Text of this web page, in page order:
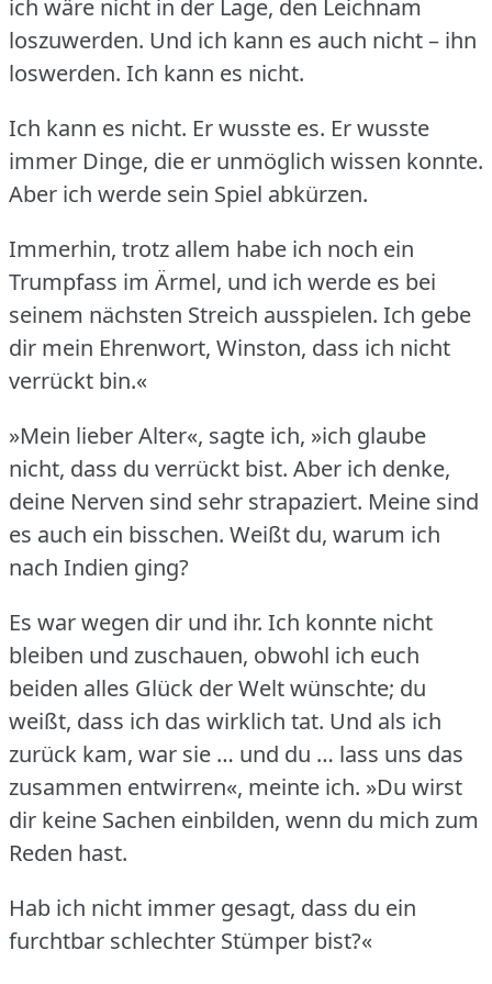
ich wäre nicht in der Lage, den Leichnam
loszuwerden. Und ich kann es auch nicht – ihn
loswerden. Ich kann es nicht.
Ich kann es nicht. Er wusste es. Er wusste
immer Dinge, die er unmöglich wissen konnte.
Aber ich werde sein Spiel abkürzen.
Immerhin, trotz allem habe ich noch ein
Trumpfass im Ärmel, und ich werde es bei
seinem nächsten Streich ausspielen. Ich gebe
dir mein Ehrenwort, Winston, dass ich nicht
verrückt bin.«
»Mein lieber Alter«, sagte ich, »ich glaube
nicht, dass du verrückt bist. Aber ich denke,
deine Nerven sind sehr strapaziert. Meine sind
es auch ein bisschen. Weißt du, warum ich
nach Indien ging?
Es war wegen dir und ihr. Ich konnte nicht
bleiben und zuschauen, obwohl ich euch
beiden alles Glück der Welt wünschte; du
weißt, dass ich das wirklich tat. Und als ich
zurück kam, war sie … und du … lass uns das
zusammen entwirren«, meinte ich. »Du wirst
dir keine Sachen einbilden, wenn du mich zum
Reden hast.
Hab ich nicht immer gesagt, dass du ein
furchtbar schlechter Stümper bist?«